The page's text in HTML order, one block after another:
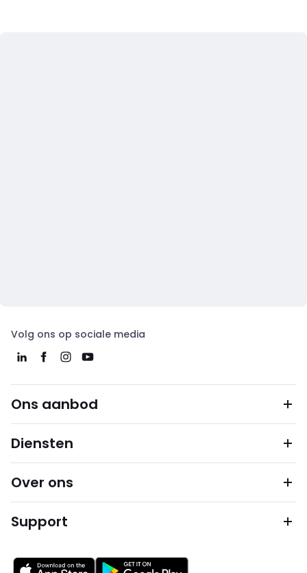
Volg ons op sociale media
Ons aanbod
Diensten
Over ons
Support